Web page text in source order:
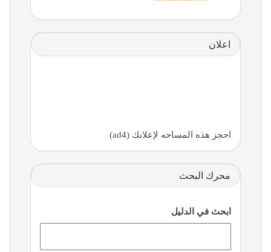
اعلان
احجز هذه المساحه لإعلانك (ad4)
محرك البحث
ابحث في الدليل